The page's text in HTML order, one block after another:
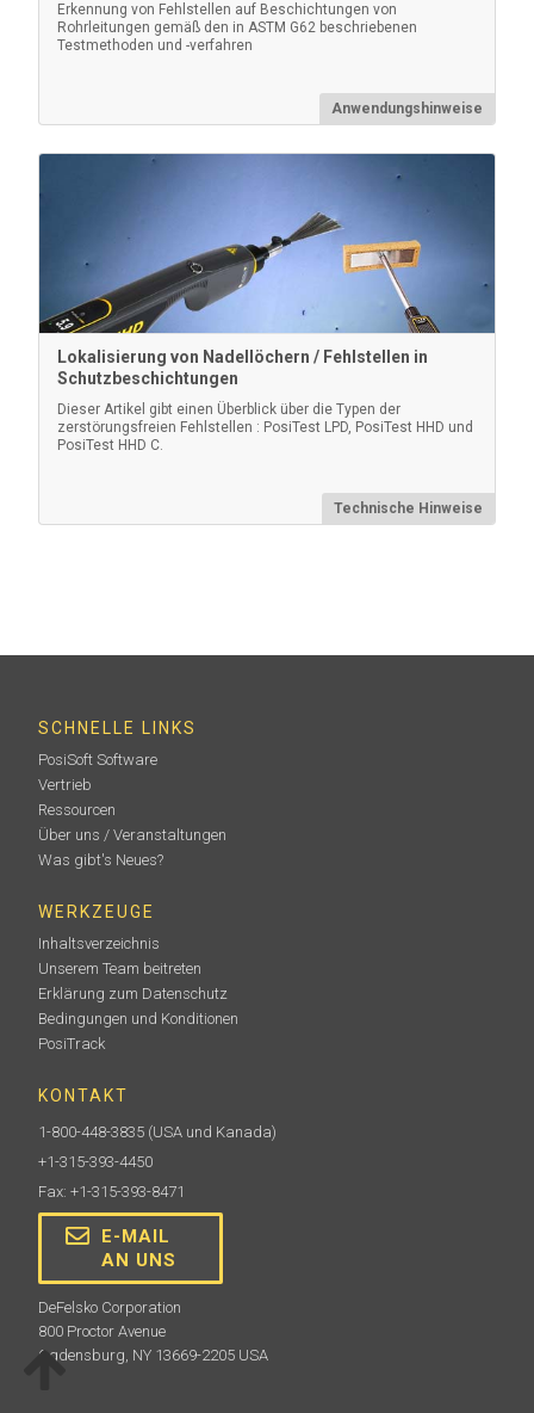
Elektrodenadapter
Anschluss an Feder- und Bürstenelektroden an
PosiTest HHD von anderen Herstellern
Mehr erfahren
Ersatz-Gebläsebürstenelektrode
Federverbinder
Verbinden Sie das PosiTest HHD mit DeFelsko oder
Erkennung von Fehlstellen auf Beschichtungen von
Rohrleitungen gemäß den in ASTM G62 beschriebenen
Testmethoden und -verfahren
Anwendungshinweise
Lokalisierung von Nadellöchern / Fehlstellen in
Schutzbeschichtungen
Dieser Artikel gibt einen Überblick über die Typen der
zerstörungsfreien Fehlstellen : PosiTest LPD, PosiTest HHD und
PosiTest HHD C.
Technische Hinweise
SCHNELLE LINKS
PosiSoft Software
Vertrieb
Ressourcen
Über uns / Veranstaltungen
Was gibt's Neues?
WERKZEUGE
Inhaltsverzeichnis
Unserem Team beitreten
Erklärung zum Datenschutz
Bedingungen und Konditionen
PosiTrack
KONTAKT
1-800-448-3835 (USA und Kanada)
+1-315-393-4450
Fax: +1-315-393-8471
E-MAIL
AN UNS
DeFelsko Corporation
800 Proctor Avenue
Ogdensburg, NY 13669-2205 USA